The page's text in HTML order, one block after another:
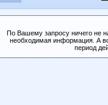
По Вашему запросу ничего не
необходимая информация. А
период